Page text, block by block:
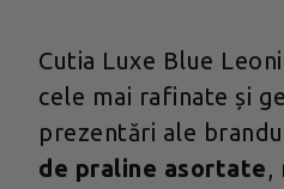
Cutia Luxe Blue
cele mai rafinate și
prezentări ale
de praline asortate,